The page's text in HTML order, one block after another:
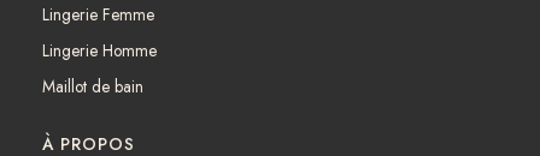
Lingerie Femme
Lingerie Homme
Maillot de bain
À PROPOS